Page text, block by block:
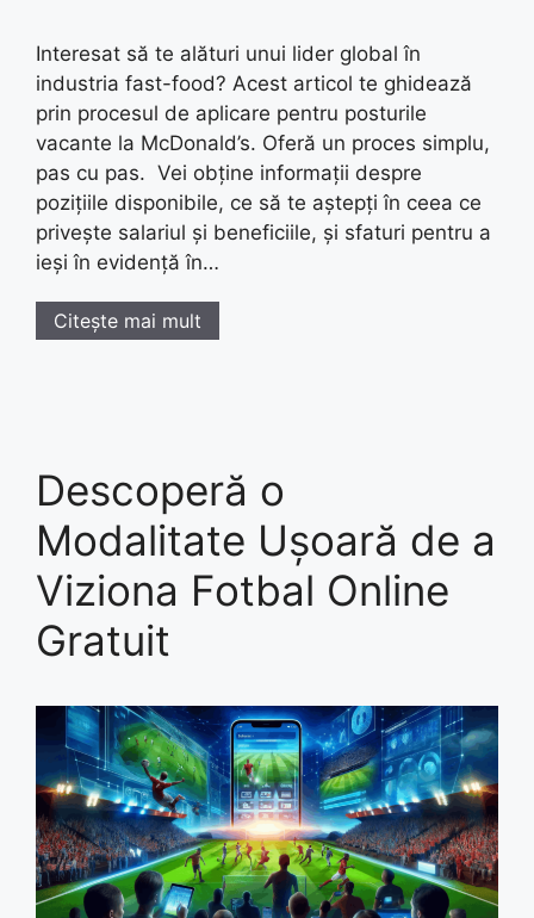
Interesat să te alături unui lider global în
industria fast-food? Acest articol te ghidează
prin procesul de aplicare pentru posturile
vacante la McDonald’s. Oferă un proces simplu,
pas cu pas. Vei obține informații despre
pozițiile disponibile, ce să te aștepți în ceea ce
privește salariul și beneficiile, și sfaturi pentru a
ieși în evidență în…
Citește mai mult
Descoperă o
Modalitate Ușoară de a
Viziona Fotbal Online
Gratuit